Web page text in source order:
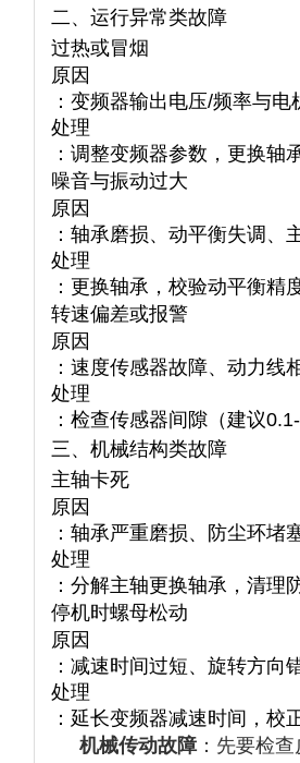
二、运行异常类故障
过热或冒烟
原因
：变频器输出电压/频率与
处理
：调整变频器参数，更换轴
噪音与振动过大
原因
：轴承磨损、动平衡失调、
处理
：更换轴承，校验动平衡精
转速偏差或报警
原因
：速度传感器故障、动力线
处理
：检查传感器间隙（建议
三、机械结构类故障
主轴卡死
原因
：轴承严重磨损、防尘环堵
处理
：分解主轴更换轴承，清理
停机时螺母松动
原因
：减速时间过短、旋转方向
处理
：延长变频器减速时间，校
机械传动故障：先要检查